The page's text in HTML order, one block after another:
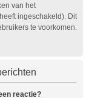
van het
ingeschakeld). Dit
te voorkomen.
reactie?